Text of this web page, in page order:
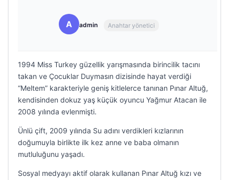
A admin Anahtar yönetici
1994 Miss Turkey güzellik yarışmasında birincilik tacını
takan ve Çocuklar Duymasın dizisinde hayat verdiği
“Meltem” karakteriyle geniş kitlelerce tanınan Pınar Altuğ,
kendisinden dokuz yaş küçük oyuncu Yağmur Atacan ile
2008 yılında evlenmişti.
Ünlü çift, 2009 yılında Su adını verdikleri kızlarının
doğumuyla birlikte ilk kez anne ve baba olmanın
mutluluğunu yaşadı.
Sosyal medyayı aktif olarak kullanan Pınar Altuğ kızı ve